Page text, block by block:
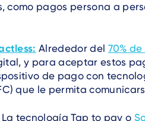
como pagos persona a
Alrededor del 70%
y para aceptar estos
de pago con
que le permita
La tecnología Tap to pay o